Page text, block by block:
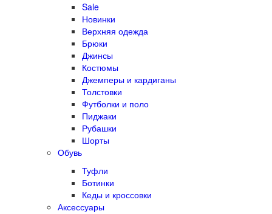
Sale
Новинки
Верхняя одежда
Брюки
Джинсы
Костюмы
Джемперы и кардиганы
Толстовки
Футболки и поло
Пиджаки
Рубашки
Шорты
Обувь
Туфли
Ботинки
Кеды и кроссовки
Аксессуары